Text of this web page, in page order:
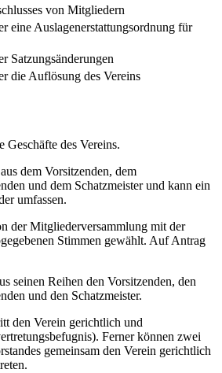
von Mitgliedern
eine Auslagenerstattungsordnung für
Satzungsänderungen
die Auflösung des Vereins
des Vereins.
dem Vorsitzenden, dem
und dem Schatzmeister und kann ein
umfassen.
der Mitgliederversammlung mit der
Stimmen gewählt. Auf Antrag
seinen Reihen den Vorsitzenden, den
und den Schatzmeister.
den Verein gerichtlich und
Ferner können zwei
gemeinsam den Verein gerichtlich